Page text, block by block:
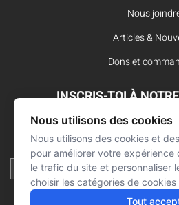
Nous
Articles &
Dons et
INSCRIS-TOI À
Reste à l’affût des dernières
d’urgence et ne manque aucune
Nous utilisons des cookies
Nous utilisons des cookies et
pour améliorer votre expérience
le trafic du site et personnaliser
choisir les catégories de
Tout